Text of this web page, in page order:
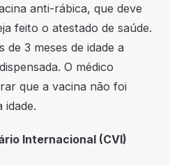
anti-rábica, que deve
feito o atestado de saúde.
3 meses de idade a
O médico
que a vacina não foi
idade.
Internacional (CVI)